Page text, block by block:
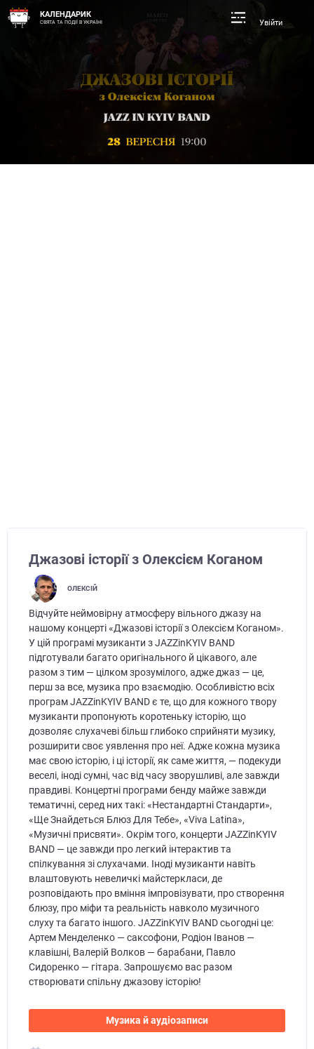
КАЛЕНДАРИК
СВЯТА ТА ПОДІЇ В УКРАЇНІ Увійти
Джазові історії з Олексієм Коганом
ОЛЕКСІЙ
Відчуйте неймовірну атмосферу вільного джазу на
нашому концерті «Джазові історії з Олексієм Коганом».
У цій програмі музиканти з JAZZinKYIV BAND
підготували багато оригінального й цікавого, але
разом з тим — цілком зрозумілого, адже джаз — це,
перш за все, музика про взаємодію. Особливістю всіх
програм JAZZinKYIV BAND є те, що для кожного твору
музиканти пропонують коротеньку історію, що
дозволяє слухачеві більш глибоко сприйняти музику,
розширити своє уявлення про неї. Адже кожна музика
має свою історію, і ці історії, як саме життя, — подекуди
веселі, іноді сумні, час від часу зворушливі, але завжди
правдиві. Концертні програми бенду майже завжди
тематичні, серед них такі: «Нестандартні Стандарти»,
«Ще Знайдеться Блюз Для Тебе», «Viva Latina»,
«Музичні присвяти». Окрім того, концерти JAZZinKYIV
BAND — це завжди про легкий інтерактив та
спілкування зі слухачами. Іноді музиканти навіть
влаштовують невеличкі майстеркласи, де
розповідають про вміння імпровізувати, про створення
блюзу, про міфи та реальність навколо музичного
слуху та багато іншого. JAZZinKYIV BAND сьогодні це:
Артем Менделенко — саксофони, Родіон Іванов —
клавішні, Валерій Волков — барабани, Павло
Сидоренко — гітара. Запрошуємо вас разом
створювати спільну джазову історію!
Музика й аудіозаписи